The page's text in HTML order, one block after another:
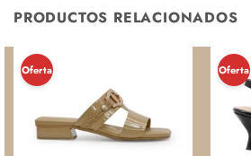
PRODUCTOS RELACIONADOS
¡Oferta! ¡Oferta!